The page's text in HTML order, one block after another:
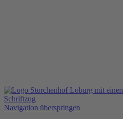
Navigation überspringen